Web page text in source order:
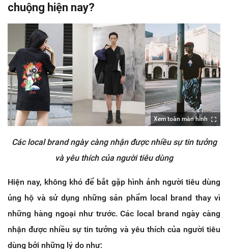
chuộng hiện nay?
Xem toàn màn hình
Các local brand ngày càng nhận được nhiều sự tin tưởng
và yêu thích của người tiêu dùng
Hiện nay, không khó để bắt gặp hình ảnh người tiêu dùng
ủng hộ và sử dụng những sản phẩm local brand thay vì
những hàng ngoại như trước. Các local brand ngày càng
nhận được nhiều sự tin tưởng và yêu thích của người tiêu
dùng bởi những lý do như: